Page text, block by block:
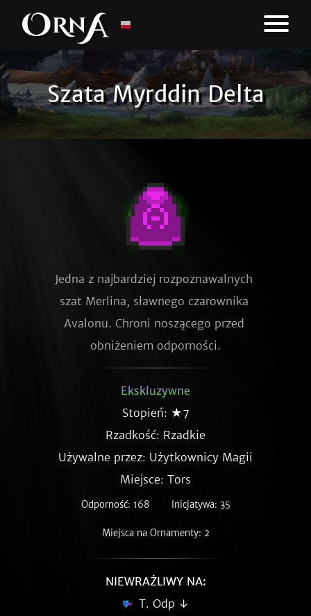
Szata Myrddin Delta
Jedna z najbardziej rozpoznawalnych
szat Merlina, sławnego czarownika
Avalonu. Chroni noszącego przed
obniżeniem odporności.
Ekskluzywne
Stopień: ★7
Rzadkość: Rzadkie
Używalne przez: Użytkownicy Magii
Miejsce: Tors
Odporność: 168 Inicjatywa: 35
Miejsca na Ornamenty: 2
NIEWRAŻLIWY NA:
T. Odp ↓